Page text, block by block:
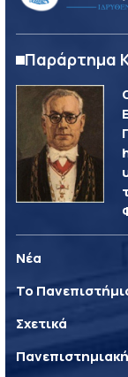
Παράρτημα
Νέα
Το
Σχετικά